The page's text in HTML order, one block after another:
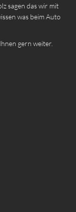
sagen das wir mit
was beim Auto
gern weiter.